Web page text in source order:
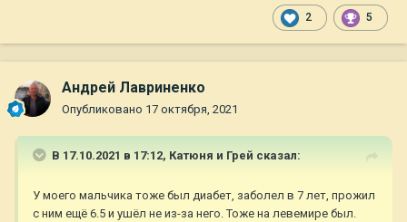
голова болит. Будут ли метастазы. Судя по различной
инфе, метастазы могут быть сразу, или года через два , а
может и не будут совсем.
не племенные.
2 5
Андрей Лавриненко
Опубликовано 17 октября, 2021
В 17.10.2021 в 17:12, Катюня и Грей сказал:
У моего мальчика тоже был диабет, заболел в 7 лет, прожил
с ним ещё 6.5 и ушёл не из-за него. Тоже на левемире был.